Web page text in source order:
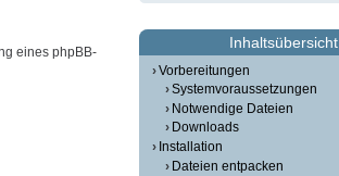
eines phpBB-
Inhaltsübersicht
Vorbereitungen
Systemvoraussetzungen
Notwendige Dateien
Downloads
Installation
Dateien entpacken